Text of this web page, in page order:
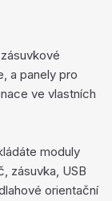
a panely pro
ve vlastních
moduly
zásuvka, USB
orientační